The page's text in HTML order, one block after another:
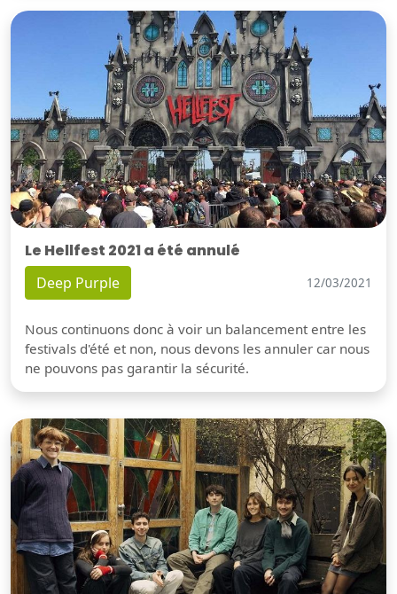
Le Hellfest 2021 a été annulé
Deep Purple 12/03/2021
Nous continuons donc à voir un balancement entre les
festivals d'été et non, nous devons les annuler car nous
ne pouvons pas garantir la sécurité.